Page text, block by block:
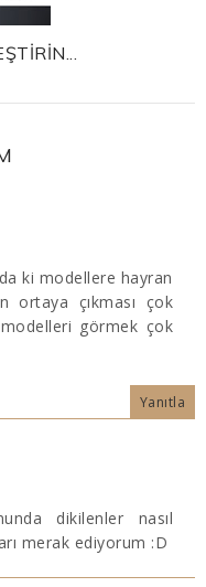
ki modellere hayran
ortaya çıkması çok
görmek çok
Yanıtla
dikilenler nasıl
merak ediyorum :D